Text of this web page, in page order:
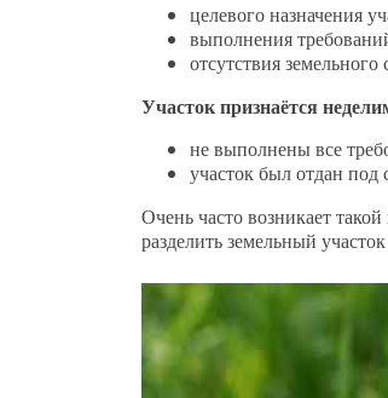
целевого назначения
выполнения
отсутствия земельного
Участок признаётся
не выполнены все
участок был отдан
Очень часто возникает
разделить земельный